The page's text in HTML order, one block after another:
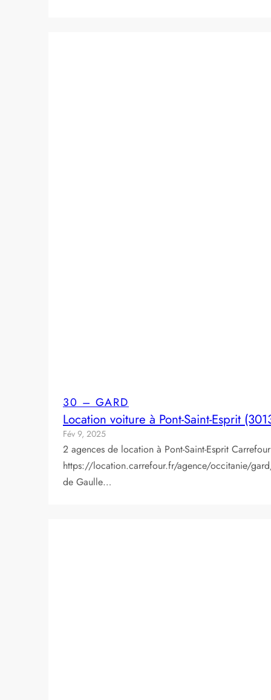
30 – GARD
Location voiture à Pont-Saint-Esprit
Fév 9, 2025
2 agences de location à Pont-Saint-Esprit
https://location.carrefour.fr/agence/occitanie/
de Gaulle…